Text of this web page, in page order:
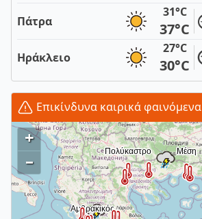
Πάτρα
31°C
37°C
Ηράκλειο
27°C
30°C
Επικίνδυνα καιρικά φαινόμενα
+
–